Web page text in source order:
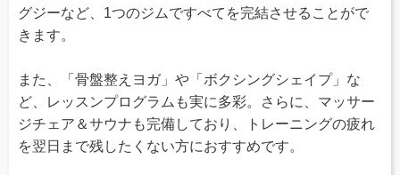
グジーなど、1つのジムですべてを完結させることがで
きます。
また、「骨盤整えヨガ」や「ボクシングシェイプ」な
ど、レッスンプログラムも実に多彩。さらに、マッサー
ジチェア＆サウナも完備しており、トレーニングの疲れ
を翌日まで残したくない方におすすめです。